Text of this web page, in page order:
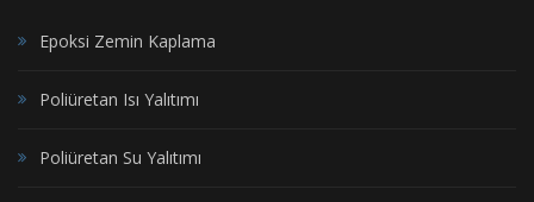
Epoksi Zemin Kaplama
Poliüretan Isı Yalıtımı
Poliüretan Su Yalıtımı